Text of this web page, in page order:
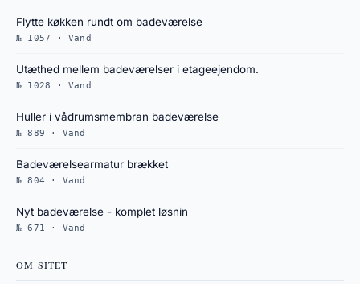
Flytte køkken rundt om badeværelse
№ 1057 · Vand
Utæthed mellem badeværelser i etageejendom.
№ 1028 · Vand
Huller i vådrumsmembran badeværelse
№ 889 · Vand
Badeværelsearmatur brækket
№ 804 · Vand
Nyt badeværelse - komplet løsnin
№ 671 · Vand
OM SITET